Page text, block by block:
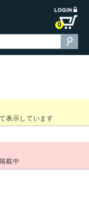
0
表示しています
載中